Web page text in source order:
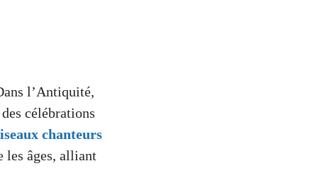
l’Antiquité,
célébrations
chanteurs
les âges, alliant